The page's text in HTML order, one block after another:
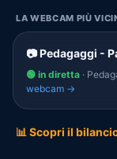
LA WEBCAM PIÙ
📷 Pedagaggi -
🟢 in diretta ·
webcam →
📊 Scopri il